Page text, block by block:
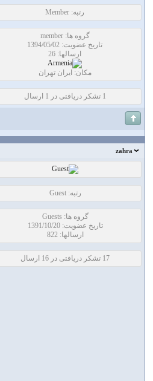
رتبه: Member
گروه ها: member
تاریخ عضویت: 1394/05/02
ارسالها: 26
مکان: ایران تهران
1 تشکر دریافتی در 1 ارسال
zahra
رتبه: Guest
گروه ها: Guests
تاریخ عضویت: 1391/10/20
ارسالها: 822
17 تشکر دریافتی در 16 ارسال